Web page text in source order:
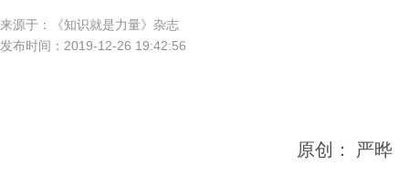
来源于：
《知识就是力量》杂志
发布时间： 2019-12-26 19:42:56
原创： 严晔